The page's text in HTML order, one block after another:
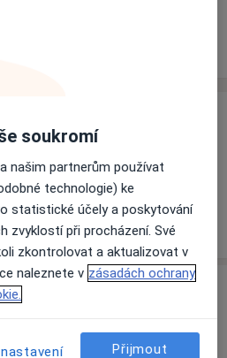
žádné informace o
službách.
soukromí
našim partnerům používat
technologie) ke
statistické účely a poskytování
zvyklostí při procházení. Své
zkontrolovat a aktualizovat v
naleznete v zásadách ochrany
Přijmout